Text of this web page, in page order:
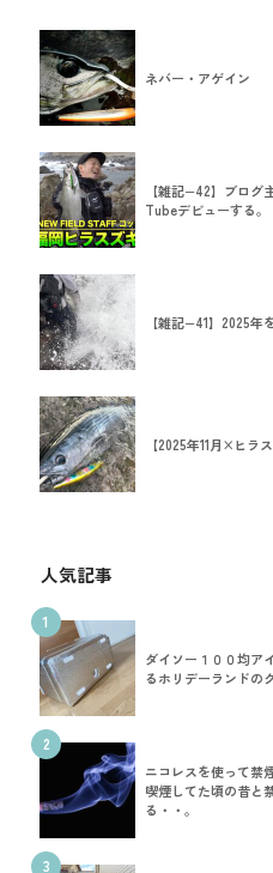
ネバー・アゲイン
【雑記−42】ブログ
Tubeデビューする。
【雑記−41】2025年
【2025年11月×ヒ
人気記事
1
ダイソー１００均ア
るホリデーランドの
2
ニコレスを使って禁
喫煙してた頃の昔と
る・・。
3